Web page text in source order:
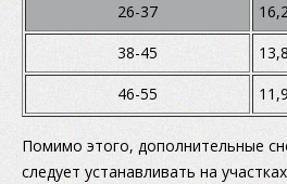
26-37
38-45
13,8
46-55
11,9
Помимо этого, дополнительные
следует устанавливать на